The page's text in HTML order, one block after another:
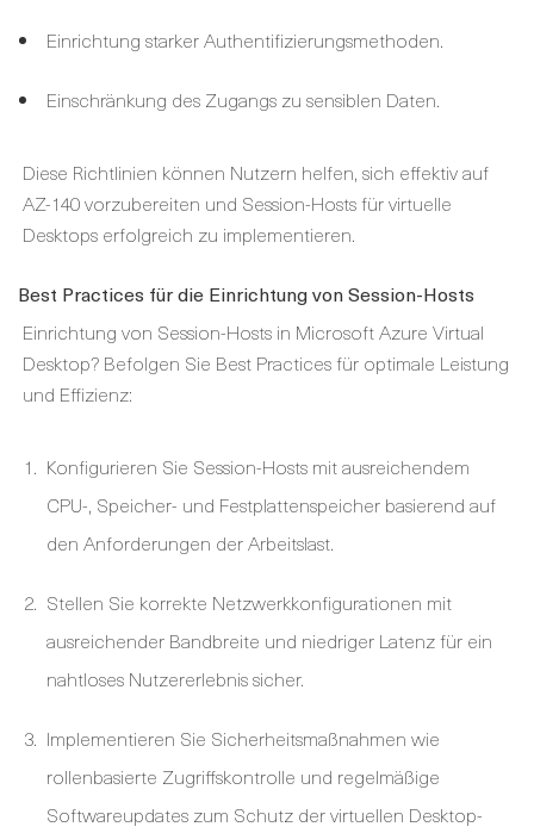
Einrichtung starker Authentifizierungsmethoden.
Einschränkung des Zugangs zu sensiblen Daten.
Diese Richtlinien können Nutzern helfen, sich effektiv auf
AZ-140 vorzubereiten und Session-Hosts für virtuelle
Desktops erfolgreich zu implementieren.
Best Practices für die Einrichtung von Session-Hosts
Einrichtung von Session-Hosts in Microsoft Azure Virtual
Desktop? Befolgen Sie Best Practices für optimale Leistung
und Effizienz:
Konfigurieren Sie Session-Hosts mit ausreichendem
CPU-, Speicher- und Festplattenspeicher basierend auf
den Anforderungen der Arbeitslast.
Stellen Sie korrekte Netzwerkkonfigurationen mit
ausreichender Bandbreite und niedriger Latenz für ein
nahtloses Nutzererlebnis sicher.
Implementieren Sie Sicherheitsmaßnahmen wie
rollenbasierte Zugriffskontrolle und regelmäßige
Softwareupdates zum Schutz der virtuellen Desktop-